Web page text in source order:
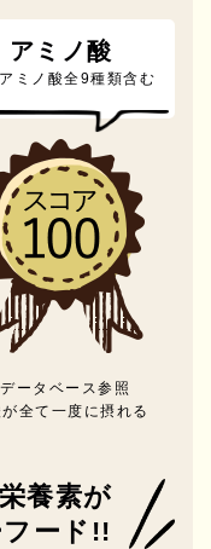
アミノ酸
ミノ酸全9種類含む
ータベース参照
全て一度に摂れる
養素が
ード!!